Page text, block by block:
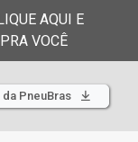
AQUI E
VOCÊ
da PneuBras